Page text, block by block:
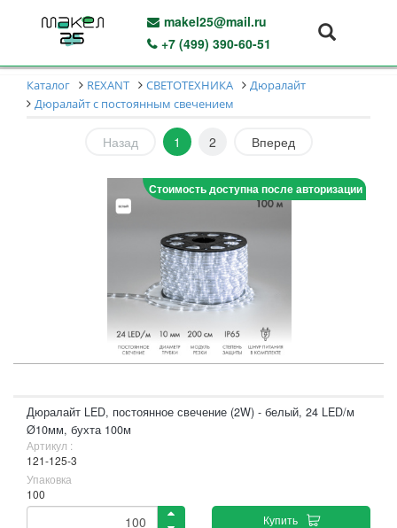
makel25@mail.ru
+7 (499) 390-60-51
Каталог REXANT СВЕТОТЕХНИКА
Дюралайт
Дюралайт с постоянным свечением
Назад 1 2 Вперед
Стоимость доступна после авторизации
Дюралайт LED, постоянное свечение (2W) - белый, 24 LED/м
Ø10мм, бухта 100м
Артикул :
121-125-3
Упаковка
100
Купить